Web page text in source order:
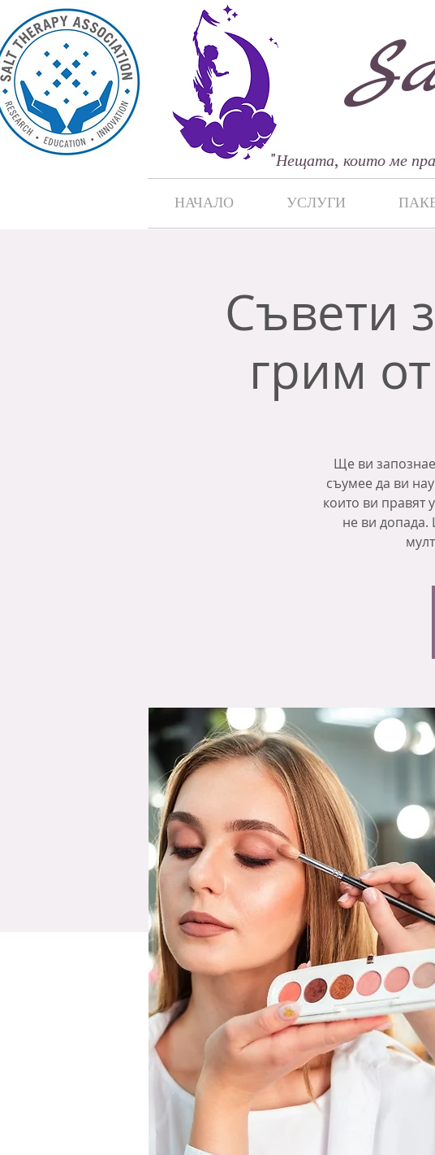
"Нещата, които ме
НАЧАЛО УСЛУГИ
Съвети
грим
Ще ви
съумее да ви
които ви правят
не ви допада.